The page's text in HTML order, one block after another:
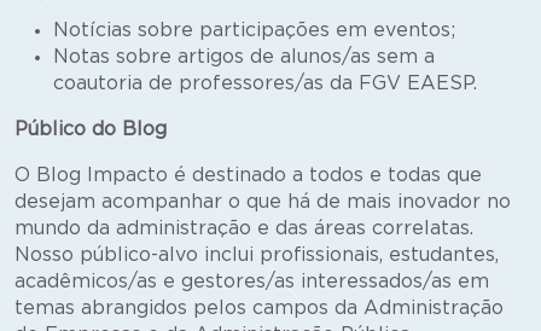
Notícias sobre participações em eventos;
Notas sobre artigos de alunos/as sem a
coautoria de professores/as da FGV EAESP.
Público do Blog
O Blog Impacto é destinado a todos e todas que
desejam acompanhar o que há de mais inovador no
mundo da administração e das áreas correlatas.
Nosso público-alvo inclui profissionais, estudantes,
acadêmicos/as e gestores/as interessados/as em
temas abrangidos pelos campos da Administração